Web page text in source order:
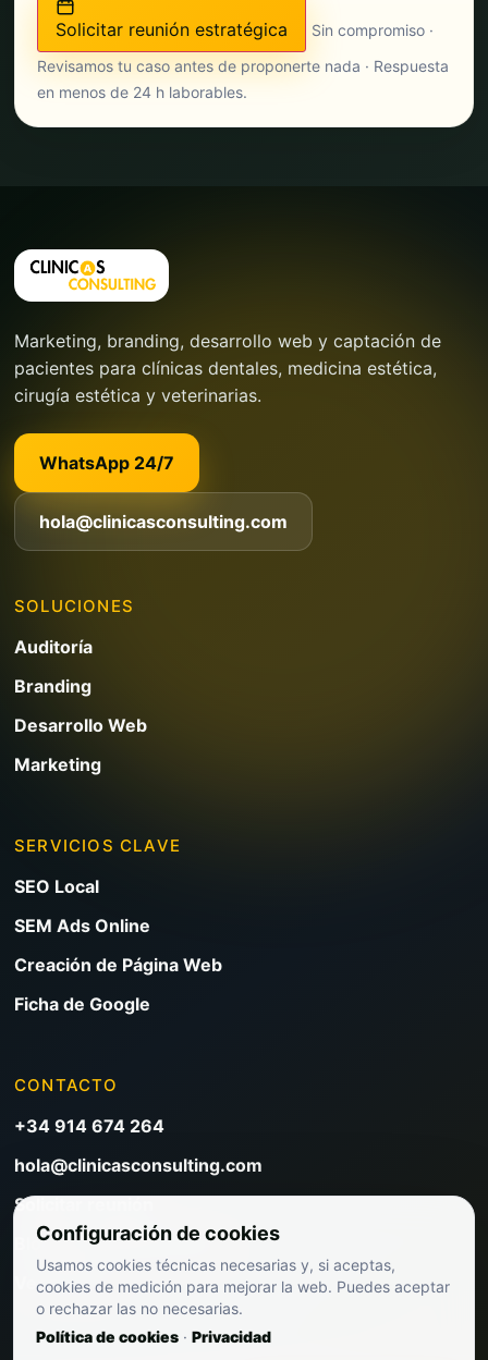
Solicitar reunión estratégica
Sin compromiso ·
Revisamos tu caso antes de proponerte nada · Respuesta
en menos de 24 h laborables.
Marketing, branding, desarrollo web y captación de
pacientes para clínicas dentales, medicina estética,
cirugía estética y veterinarias.
WhatsApp 24/7
hola@clinicasconsulting.com
SOLUCIONES
Auditoría
Branding
Desarrollo Web
Marketing
SERVICIOS CLAVE
SEO Local
SEM Ads Online
Creación de Página Web
Ficha de Google
CONTACTO
+34 914 674 264
hola@clinicasconsulting.com
Solicitar reunión
Blog de marketing clínico
Ver precios
Configuración de cookies
Usamos cookies técnicas necesarias y, si aceptas,
cookies de medición para mejorar la web. Puedes aceptar
o rechazar las no necesarias.
Política de cookies · Privacidad